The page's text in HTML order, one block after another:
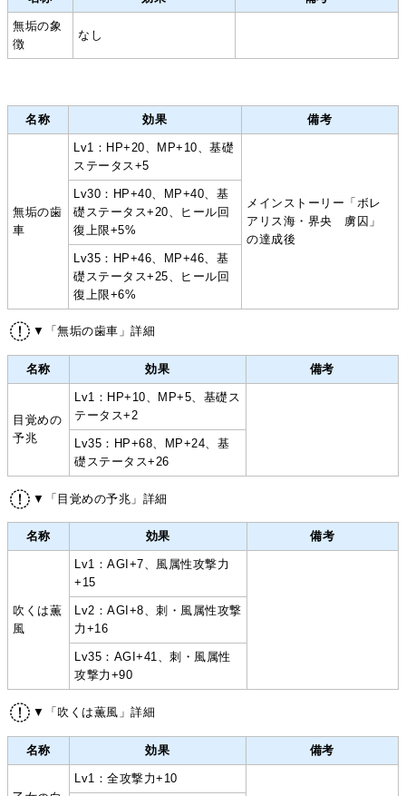
無垢の象
徴
なし
名称 効果 備考
無垢の歯
車
Lv1：HP+20、MP+10、基礎
ステータス+5
メインストーリー「ボレ
アリス海・界央 虜囚」
の達成後
Lv30：HP+40、MP+40、基
礎ステータス+20、ヒール回
復上限+5%
Lv35：HP+46、MP+46、基
礎ステータス+25、ヒール回
復上限+6%
▼「無垢の歯車」詳細
名称 効果 備考
目覚めの
予兆
Lv1：HP+10、MP+5、基礎ス
テータス+2
Lv35：HP+68、MP+24、基
礎ステータス+26
▼「目覚めの予兆」詳細
名称 効果 備考
吹くは薫
風
Lv1：AGI+7、風属性攻撃力
+15
Lv2：AGI+8、刺・風属性攻撃
力+16
Lv35：AGI+41、刺・風属性
攻撃力+90
▼「吹くは薫風」詳細
名称 効果 備考
Lv1：全攻撃力+10